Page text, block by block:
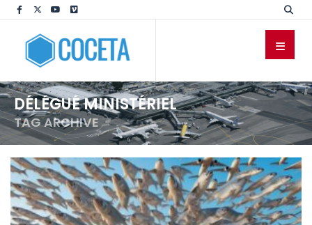
DÉLÉGUÉ MINISTÉRIEL
TAG ARCHIVE